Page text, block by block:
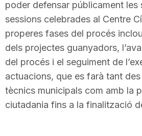
poder defensar públicament les
sessions celebrades al Centre
properes fases del procés
dels projectes guanyadors,
del procés i el seguiment de
actuacions, que es farà tant
tècnics municipals com amb la
ciutadania fins a la finalització